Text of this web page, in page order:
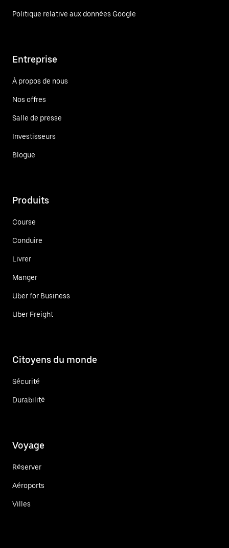
Politique relative aux données Google
Entreprise
À propos de nous
Nos offres
Salle de presse
Investisseurs
Blogue
Produits
Course
Conduire
Livrer
Manger
Uber for Business
Uber Freight
Citoyens du monde
Sécurité
Durabilité
Voyage
Réserver
Aéroports
Villes